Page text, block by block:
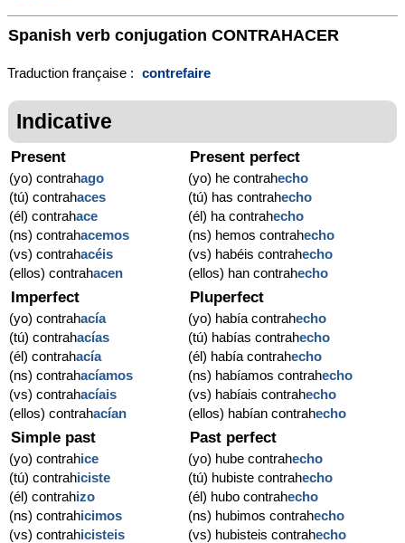
Spanish verb conjugation CONTRAHACER
Traduction française : contrefaire
Indicative
Present
(yo) contrahago
(tú) contrahaces
(él) contrahace
(ns) contrahacemos
(vs) contrahacéis
(ellos) contrahacen
Present perfect
(yo) he contrahecho
(tú) has contrahecho
(él) ha contrahecho
(ns) hemos contrahecho
(vs) habéis contrahecho
(ellos) han contrahecho
Imperfect
(yo) contrahacía
(tú) contrahacías
(él) contrahacía
(ns) contrahacíamos
(vs) contrahacíais
(ellos) contrahacían
Pluperfect
(yo) había contrahecho
(tú) habías contrahecho
(él) había contrahecho
(ns) habíamos contrahecho
(vs) habíais contrahecho
(ellos) habían contrahecho
Simple past
(yo) contrahice
(tú) contrahiciste
(él) contrahizo
(ns) contrahicimos
(vs) contrahicisteis
Past perfect
(yo) hube contrahecho
(tú) hubiste contrahecho
(él) hubo contrahecho
(ns) hubimos contrahecho
(vs) hubisteis contrahecho